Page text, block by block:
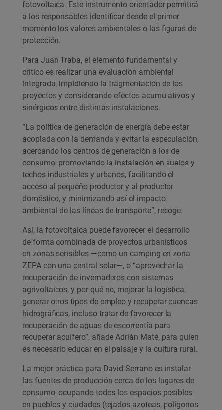
fotovoltaica. Este instrumento orientador permitirá
a los responsables identificar desde el primer
momento los valores ambientales o las figuras de
protección.
Para Juan Traba, el elemento fundamental y
crítico es realizar una evaluación ambiental
integrada, impidiendo la fragmentación de los
proyectos y considerando efectos acumulativos y
sinérgicos entre distintas instalaciones.
“La política de generación de energía debe estar
acoplada con la demanda y evitar la especulación,
acercando los centros de generación a los de
consumo, promoviendo la instalación en suelos y
techos industriales y urbanos, facilitando el
acceso al pequeño productor y al productor
doméstico, y minimizando así el impacto
ambiental de las líneas de transporte”, recoge.
Así, la fotovoltaica puede favorecer el desarrollo
de forma combinada de proyectos urbanísticos
en zonas sensibles —como un camping en zona
ZEPA con una central solar—, o “aprovechar la
recuperación de invernaderos con sistemas
agrivoltaicos, y por qué no, mejorar la logística,
generar otros tipos de empleo y recuperar cuencas
hidrográficas, incluso tratar de favorecer la
recuperación de aguas de escorrentía para
recuperar acuífero”, añade Adrián Maté, para quien
es necesario educar en el paisaje y la cultura rural.
La mejor práctica para David Serrano es instalar
las fuentes de producción cerca de los lugares de
consumo, ocupando todos los espacios posibles
en pueblos y ciudades (tejados azoteas, polígonos